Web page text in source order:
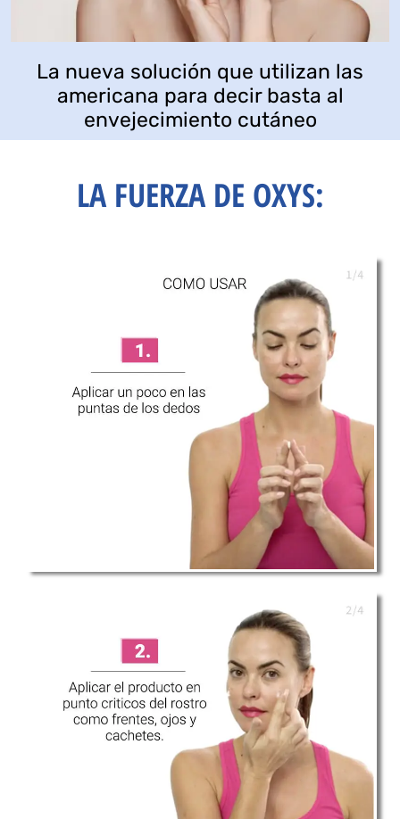
La nueva solución que utilizan las
americana para decir basta al
envejecimiento cutáneo
LA FUERZA DE OXYS: